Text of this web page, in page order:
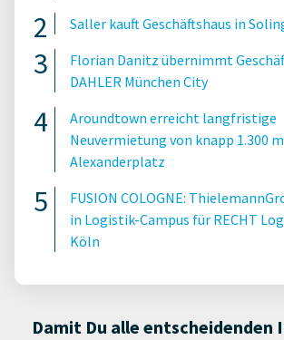
Saller kauft Geschäftshaus in
Florian Danitz übernimmt
DAHLER München City
Aroundtown erreicht langfristige
Neuvermietung von knapp 1.300
Alexanderplatz
FUSION COLOGNE:
in Logistik-Campus für RECHT
Köln
Damit Du alle entscheidenden